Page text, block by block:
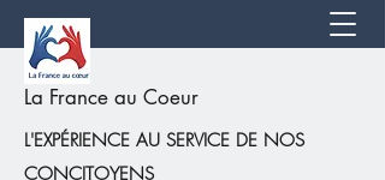
La France au Coeur
L'EXPÉRIENCE AU SERVICE DE NOS
CONCITOYENS